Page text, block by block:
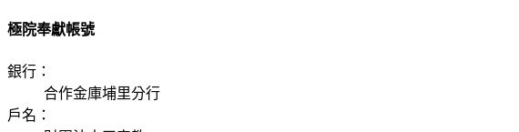
極院奉獻帳號
銀行 ：
合作金庫埔里分行
戶名 ：